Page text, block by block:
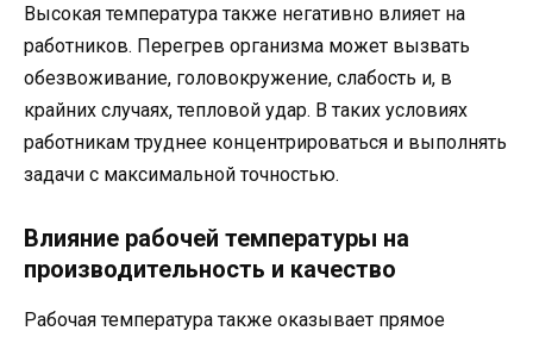
Высокая температура также негативно влияет на
работников. Перегрев организма может вызвать
обезвоживание, головокружение, слабость и, в
крайних случаях, тепловой удар. В таких условиях
работникам труднее концентрироваться и выполнять
задачи с максимальной точностью.
Влияние рабочей температуры на
производительность и качество
Рабочая температура также оказывает прямое